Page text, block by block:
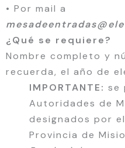
• Por mail a
¿Qué se requiere?
Nombre completo y
recuerda, el año de
IMPORTANTE: se
Autoridades de
designados por
Provincia de